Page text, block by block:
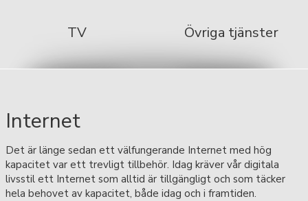
TV Övriga tjänster
Internet
Det är länge sedan ett välfungerande Internet med hög
kapacitet var ett trevligt tillbehör. Idag kräver vår digitala
livsstil ett Internet som alltid är tillgängligt och som täcker
hela behovet av kapacitet, både idag och i framtiden.